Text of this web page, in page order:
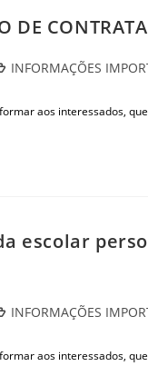
DE
INFORMAÇÕES
aos interessados,
escolar
INFORMAÇÕES
aos interessados,